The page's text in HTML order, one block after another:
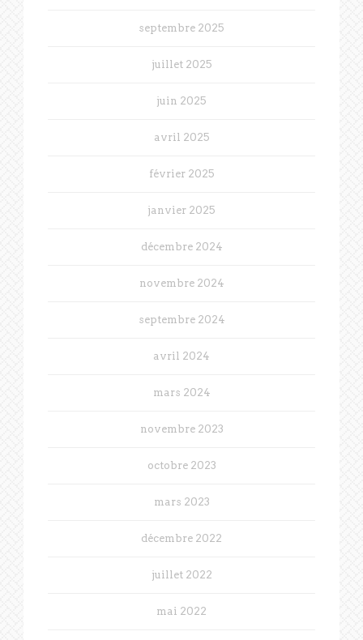
septembre 2025
juillet 2025
juin 2025
avril 2025
février 2025
janvier 2025
décembre 2024
novembre 2024
septembre 2024
avril 2024
mars 2024
novembre 2023
octobre 2023
mars 2023
décembre 2022
juillet 2022
mai 2022